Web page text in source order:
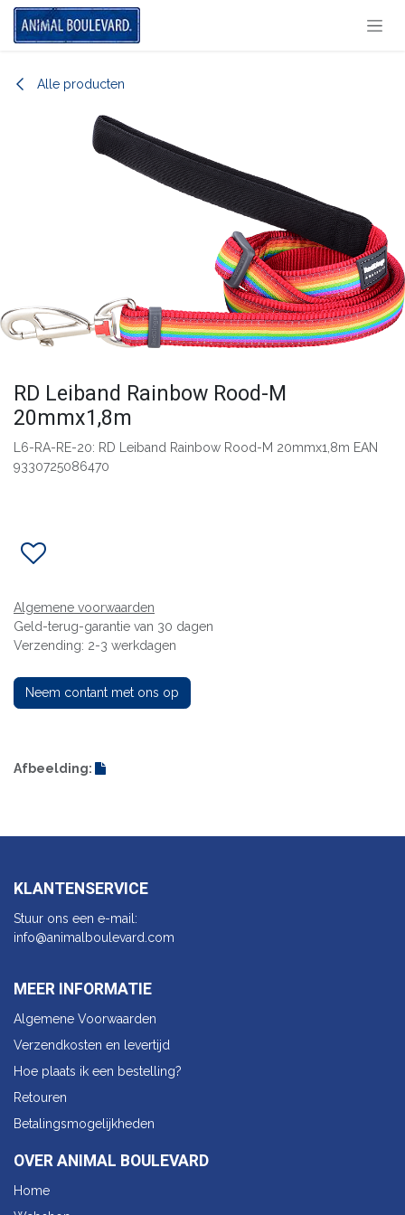
Overslaan naar inhoud
Alle producten
RD Leiband Rainbow Rood-M
20mmx1,8m
L6-RA-RE-20: RD Leiband Rainbow Rood-M 20mmx1,8m EAN
9330725086470
Algemene voorwaarden
Geld-terug-garantie van 30 dagen
Verzending: 2-3 werkdagen
Neem contant met ons op
Afbeelding:
KLANTENSERVICE
Stuur ons een e-mail:
info@animalbo​ulevard.com
MEER INFORMATIE
Algemene Voorwaarden
Verzendkosten en levertijd
Hoe plaats ik een bestelling?
Retouren
Betalingsmogelijkheden
OVER ANIMAL BOULEVARD
Home